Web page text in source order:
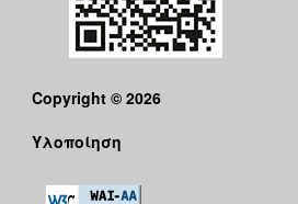
Copyright © 2026
Υλοποίηση